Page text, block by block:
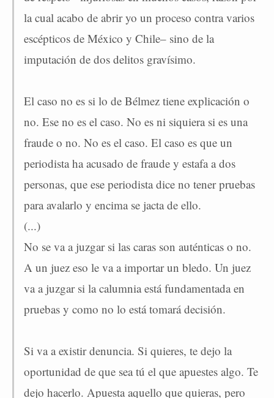
la cual acabo de abrir yo un proceso contra varios
escépticos de México y Chile– sino de la
imputación de dos delitos gravísimo.
El caso no es si lo de Bélmez tiene explicación o
no. Ese no es el caso. No es ni siquiera si es una
fraude o no. No es el caso. El caso es que un
periodista ha acusado de fraude y estafa a dos
personas, que ese periodista dice no tener pruebas
para avalarlo y encima se jacta de ello.
(...)
No se va a juzgar si las caras son auténticas o no.
A un juez eso le va a importar un bledo. Un juez
va a juzgar si la calumnia está fundamentada en
pruebas y como no lo está tomará decisión.
Si va a existir denuncia. Si quieres, te dejo la
oportunidad de que sea tú el que apuestes algo. Te
dejo hacerlo. Apuesta aquello que quieras, pero